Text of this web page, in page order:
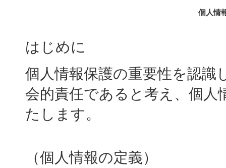
個人情
はじめに
個人情報保護の重要性を認識
会的責任であると考え、個
たします。
（個人情報の定義）